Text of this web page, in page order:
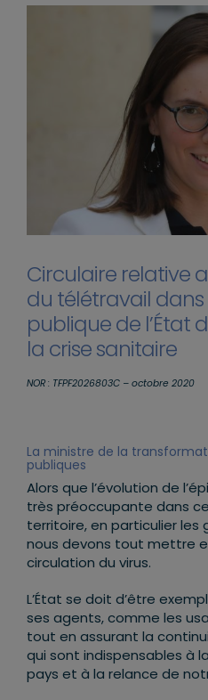
Circulaire relative
du télétravail
publique de l’État
la crise sanitaire
NOR : TFPF2026803C – octobre 2020
La ministre de la
publiques
Alors que l’évolution de
très préoccupante dans
territoire, en particulier les
nous devons tout mettre
circulation du virus.
L’État se doit d’être
ses agents, comme les
tout en assurant la
qui sont indispensables à
pays et à la relance de